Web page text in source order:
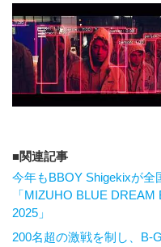
関連記事
今年もBBOY Shigekixが全
「MIZUHO BLUE
2025」
200名超の激戦を制し、B-